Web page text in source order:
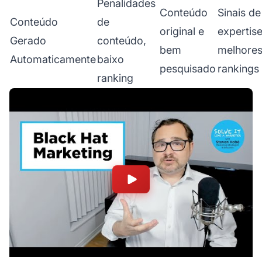
Conteúdo
Gerado
Automaticamente
Penalidades
de
conteúdo,
baixo
ranking
Conteúdo
original e
bem
pesquisado
Sinais de
melhores
rankings